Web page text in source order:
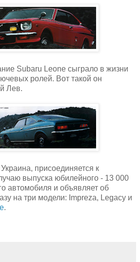
Subaru Leone сыграло в жизни
ролей. Вот такой он
Лев.
присоединяется к
выпуска юбилейного - 13 000
автомобиля и объявляет об
на три модели: Impreza, Legacy и
.